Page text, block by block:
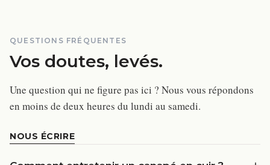
QUESTIONS FRÉQUENTES
Vos doutes, levés.
Une question qui ne figure pas ici ? Nous vous répondons
en moins de deux heures du lundi au samedi.
NOUS ÉCRIRE